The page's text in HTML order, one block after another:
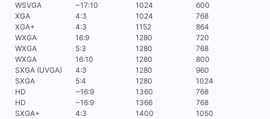
WSVGA
~17:10 1024
600
XGA
4:3 1024
768
XGA+
4:3 1152
864
WXGA
16:9 1280
720
WXGA
5:3 1280
768
WXGA
16:10 1280
800
SXGA (UVGA)
4:3 1280
960
SXGA
5:4 1280
1024
HD
~16:9 1360
768
HD
~16:9 1366
768
SXGA+
4:3 1400
1050